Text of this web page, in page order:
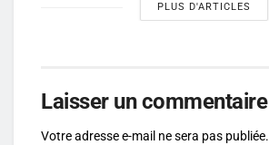
PLUS D'ARTICLES
Laisser un commentaire
Votre adresse e-mail ne sera pas publiée.